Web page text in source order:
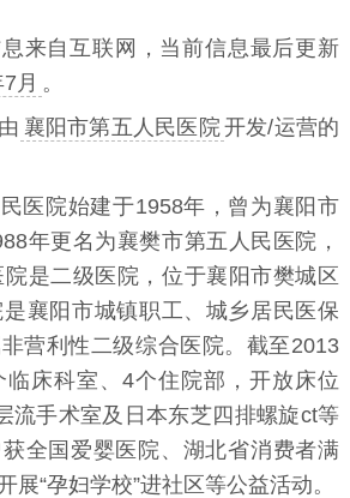
来自互联网，当前信息最后更新
月 。
襄阳市第五人民医院开发/运营的
医院始建于1958年，曾为襄阳市
年更名为襄樊市第五人民医院，
是二级医院，位于襄阳市樊城区
襄阳市城镇职工、城乡居民医保
营利性二级综合医院。截至2013
床科室、4个住院部，开放床位
流手术室及日本东芝四排螺旋ct等
全国爱婴医院、湖北省消费者满
展“孕妇学校”进社区等公益活动。